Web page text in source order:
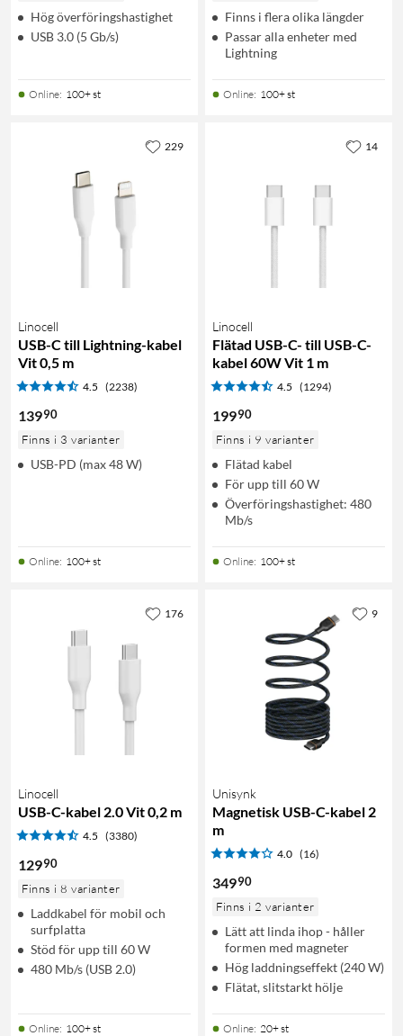
Hög överföringshastighet
USB 3.0 (5 Gb/s)
Online: 100+ st
Finns i flera olika längder
Passar alla enheter med
Lightning
Online: 100+ st
Linocell
USB-C till Lightning-kabel
Vit 0,5 m
4.5 (2238)
13990
Finns i 3 varianter
USB-PD (max 48 W)
Online: 100+ st
229
Linocell
Flätad USB-C- till USB-C-
kabel 60W Vit 1 m
4.5 (1294)
19990
Finns i 9 varianter
Flätad kabel
För upp till 60 W
Överföringshastighet: 480
Mb/s
Online: 100+ st
14
Linocell
USB-C-kabel 2.0 Vit 0,2 m
4.5 (3380)
12990
Finns i 8 varianter
Laddkabel för mobil och
surfplatta
Stöd för upp till 60 W
480 Mb/s (USB 2.0)
Online: 100+ st
176
Unisynk
Magnetisk USB-C-kabel 2
m
4.0 (16)
34990
Finns i 2 varianter
Lätt att linda ihop - håller
formen med magneter
Hög laddningseffekt (240 W)
Flätat, slitstarkt hölje
Online: 20+ st
9